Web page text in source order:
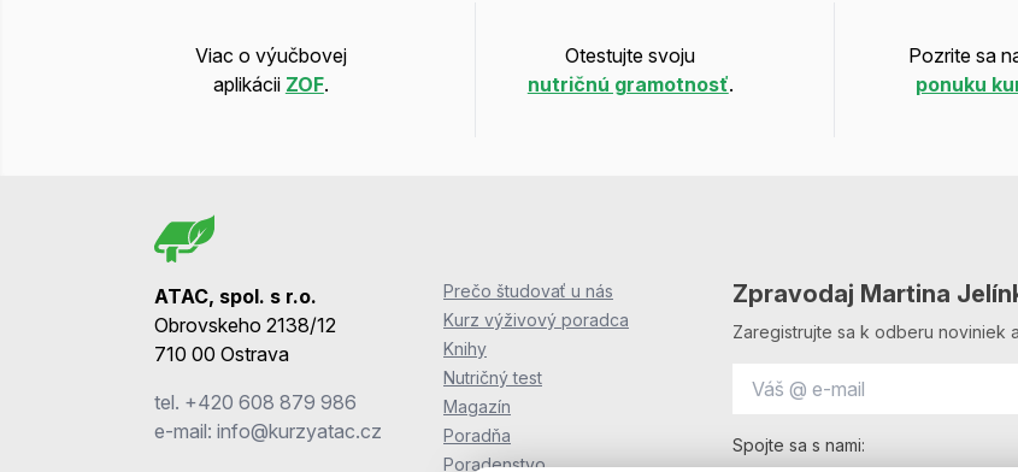
Viac o výučbovej
aplikácii ZOF.
Otestujte svoju
nutričnú gramotnosť.
Pozrite sa
ponuku
ATAC, spol. s r.o.
Obrovskeho 2138/12
710 00 Ostrava
tel. +420 608 879 986
e-mail: info@kurzyatac.cz
Prečo študovať u nás
Kurz výživový poradca
Knihy
Nutričný test
Magazín
Poradňa
Poradenstvo
Zpravodaj Martina
Zaregistrujte sa k odberu noviniek
Spojte sa s nami: